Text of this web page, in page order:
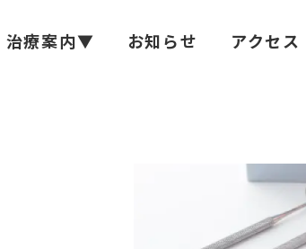
治療案内▼ お知らせ アクセス